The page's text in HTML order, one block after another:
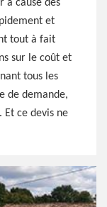
à cause des
et
tout à fait
sur le coût et
tous les
de demande,
ce devis ne